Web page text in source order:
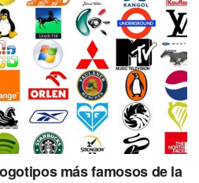
más famosos de la